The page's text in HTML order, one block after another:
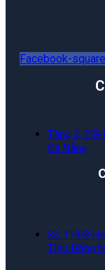
Facebook-square
Tầng 3, 259
Đà Nẵng
Số 119/8
Tỉnh Đồng